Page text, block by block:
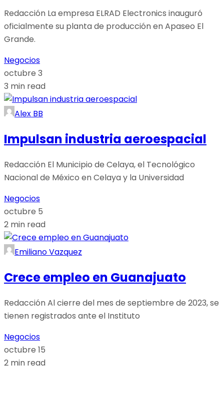
Redacción La empresa ELRAD Electronics inauguró
oficialmente su planta de producción en Apaseo El
Grande.
Negocios
octubre 3
3 min read
Alex BB
Impulsan industria aeroespacial
Redacción El Municipio de Celaya, el Tecnológico
Nacional de México en Celaya y la Universidad
Negocios
octubre 5
2 min read
Emiliano Vazquez
Crece empleo en Guanajuato
Redacción Al cierre del mes de septiembre de 2023, se
tienen registrados ante el Instituto
Negocios
octubre 15
2 min read